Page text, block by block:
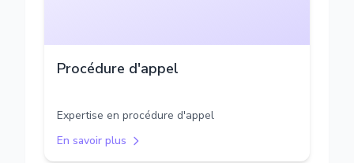
Procédure d'appel
Expertise en procédure d'appel
En savoir plus